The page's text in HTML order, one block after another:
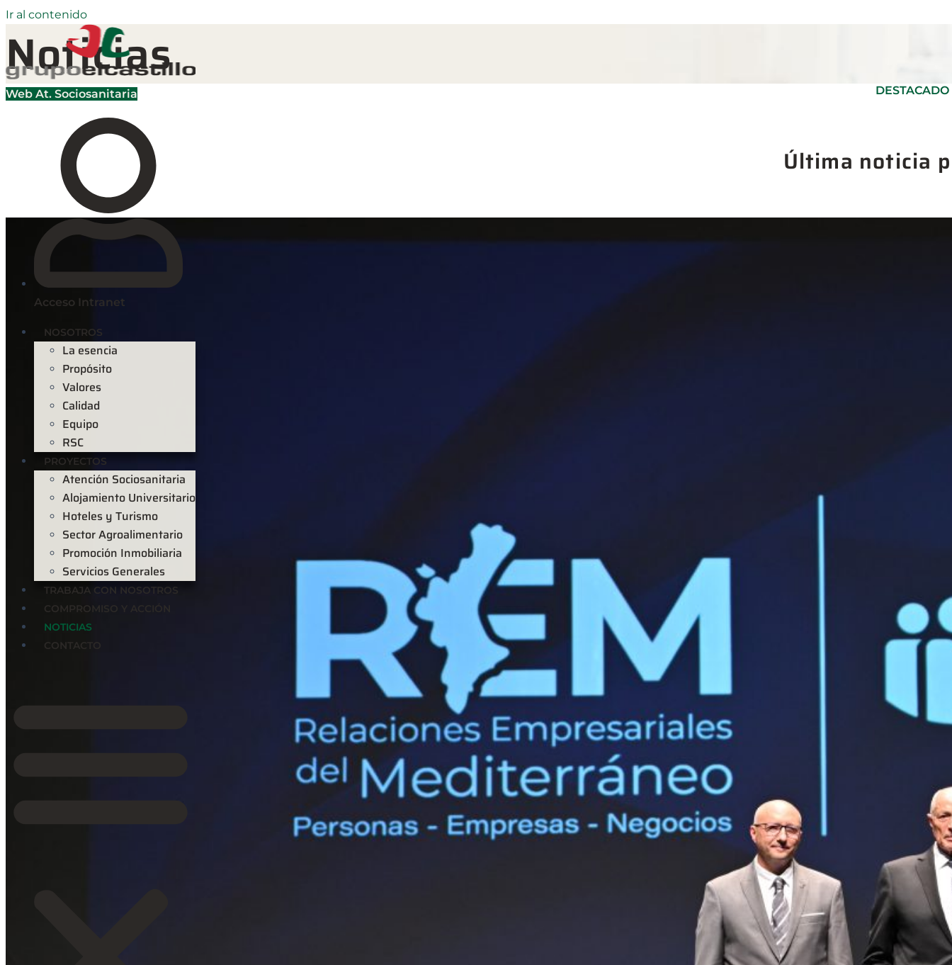
Ir al contenido
Web At. Sociosanitaria
Acceso Intranet
NOSOTROS
La esencia
Propósito
Valores
Calidad
Equipo
RSC
PROYECTOS
Atención Sociosanitaria
Alojamiento Universitario
Hoteles y Turismo
Sector Agroalimentario
Promoción Inmobiliaria
Servicios Generales
TRABAJA CON NOSOTROS
COMPROMISO Y ACCIÓN
NOTICIAS
CONTACTO
Noticias
DESTACADO
Última noticia